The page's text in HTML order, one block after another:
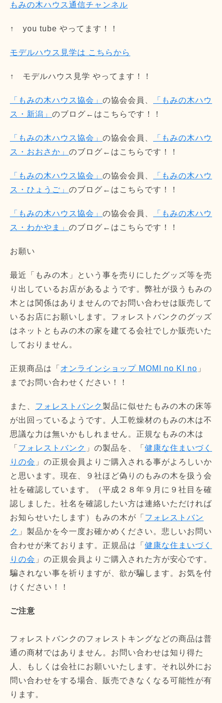
もみの木ハウス通信チャンネル
↑ you tube やってます！！
モデルハウス見学は こちらから
↑ モデルハウス見学 やってます！！
「もみの木ハウス協会」 の協会会員、
「もみの木ハウ
ス・新潟」 のブログ←はこちらです！！
「もみの木ハウス協会」 の協会会員、
「もみの木ハウ
ス・おおさか」 のブログ←はこちらです！！
「もみの木ハウス協会」 の協会会員、
「もみの木ハウ
ス・ひょうご」 のブログ←はこちらです！！
「もみの木ハウス協会」 の協会会員、
「もみの木ハウ
ス・わかやま」 のブログ←はこちらです！！
お願い
最近「もみの木」という事を売りにしたグッズ等を売
り出しているお店があるようです。弊社が扱うもみの
木とは関係はありませんのでお問い合わせは販売して
いるお店にお願いします。フォレストバンクのグッズ
はネットともみの木の家を建てる会社でしか販売いた
しておりません。
正規商品は「 オンラインショップ MOMI no KI no 」
までお問い合わせください！！
また、 フォレストバンク製品に似せたもみの木の床等
が出回っているようです。人工乾燥材のもみの木は不
思議な力は無いかもしれません。正規なもみの木は
「 フォレストバンク 」の製品を、「 健康な住まいづく
りの会 」の正規会員よりご購入される事がよろしいか
と思います。現在、９社ほど偽りのもみの木を扱う会
社を確認しています。（平成２８年９月に９社目を確
認しました。社名を確認したい方は連絡いただければ
お知らせいたします）もみの木が「 フォレストバン
ク 」製品かを今一度お確かめください。悲しいお問い
合わせが来ております。正規品は「 健康な住まいづく
りの会 」の正規会員よりご購入された方が安心です。
騙されない事を祈りますが、欲が騙します。お気を付
けください！！
ご注意
フォレストバンクのフォレストキングなどの商品は普
通の商材ではありません。お問い合わせは知り得た
人、もしくは会社にお願いいたします。それ以外にお
問い合わせをする場合、販売できなくなる可能性が有
ります。